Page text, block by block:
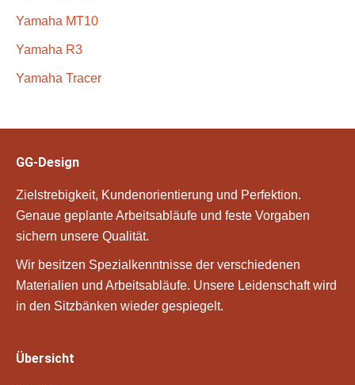
Yamaha MT10
Yamaha R3
Yamaha Tracer
GG-Design
Zielstrebigkeit, Kundenorientierung und Perfektion.
Genaue geplante Arbeitsabläufe und feste Vorgaben
sichern unsere Qualität.
Wir besitzen Spezialkenntnisse der verschiedenen
Materialien und Arbeitsabläufe. Unsere Leidenschaft wird
in den Sitzbänken wieder gespiegelt.
Übersicht